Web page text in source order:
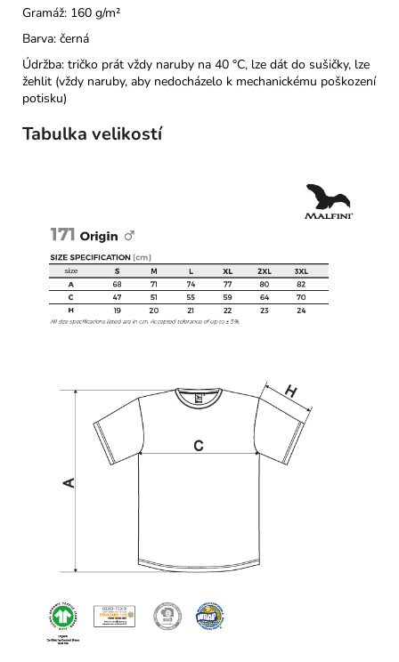
Gramáž: 160 g/m²
Barva: černá
Údržba: tričko prát vždy naruby na 40 °C, lze dát do sušičky, lze
žehlit (vždy naruby, aby nedocházelo k mechanickému poškození
potisku)
Tabulka velikostí